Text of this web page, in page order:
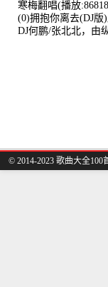
(0)拥抱你离去(DJ版
DJ何鹏/张北北，由
© 2014-2023 歌曲大全100